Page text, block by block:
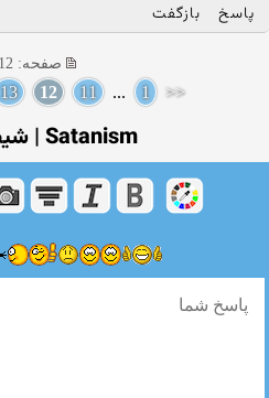
پاسخ بازگفت
صفحه: 12 / 28
<<
1
...
11
12
13
Satanism | شیطان پرستی